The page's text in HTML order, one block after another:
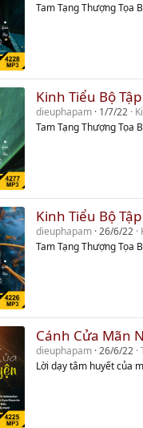
Tam Tạng Thượng Tọa
Kinh Tiểu Bộ
dieuphapam 1/7/22
Tam Tạng Thượng Tọa
Kinh Tiểu Bộ
dieuphapam 26/6/22
Tam Tạng Thượng Tọa
Cánh Cửa Mãn
dieuphapam 26/6/22
Lời dạy tâm huyết của